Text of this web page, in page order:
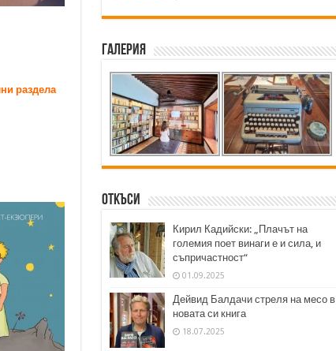
раздела
Галерия
Откъси
Кирил Кадийски: „Плачът на
големия поет винаги е и сила, и
съпричастност“
01.09.2025
Дейвид Балдачи стреля на месо в
новата си книга
18.07.2025